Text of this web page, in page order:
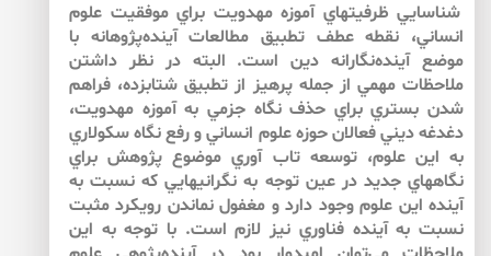
شناسايي ظرفيت­هاي آموزه مهدويت براي موفقيت علوم
انساني، نقطه عطف تطبيق مطالعات آينده‌پژوهانه با
موضع آينده‌نگارانه دين است. البته در نظر داشتن
ملاحظات مهمي از جمله پرهيز از تطبيق شتابزده، فراهم
شدن بستري براي حذف نگاه جزمي به آموزه مهدويت،
دغدغه ديني فعالان حوزه علوم انساني و رفع نگاه سكولاري
به اين علوم، توسعه تاب آوري موضوع پژوهش براي
نگاههاي جديد در عين توجه به نگراني­هايي كه نسبت به
آينده اين علوم وجود دارد و مغفول نماندن رويكرد مثبت
نسبت به آينده فناوري نيز لازم است. با توجه به اين